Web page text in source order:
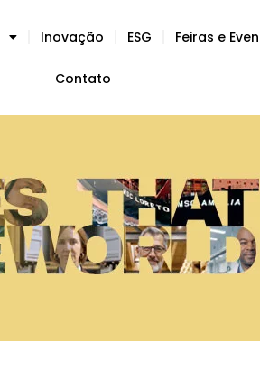
Inovação ESG Feiras e
Contato